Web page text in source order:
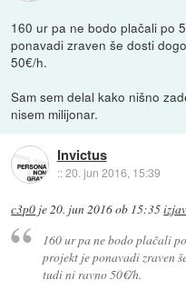
160 ur pa ne bodo plačali po
ponavadi zraven še dosti
50€/h.
Sam sem delal kako nišno
nisem milijonar.
Invictus
::20. jun 2016, 15:39
c3p0 je20. jun 2016 ob 15:35
160 ur pa ne bodo plačali
projekt je ponavadi zraven
tudi ni ravno 50€/h.